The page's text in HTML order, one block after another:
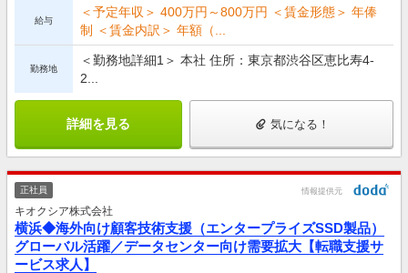
給与
＜予定年収＞ 400万円～800万円 ＜賃金形態＞ 年俸
制 ＜賃金内訳＞ 年額（...
勤務地
＜勤務地詳細1＞ 本社 住所：東京都渋谷区恵比寿4-
2...
詳細を見る 気になる！
正社員 情報提供元
キオクシア株式会社
横浜◆海外向け顧客技術支援（エンタープライズSSD製品）
グローバル活躍／データセンター向け需要拡大【転職支援サ
ービス求人】